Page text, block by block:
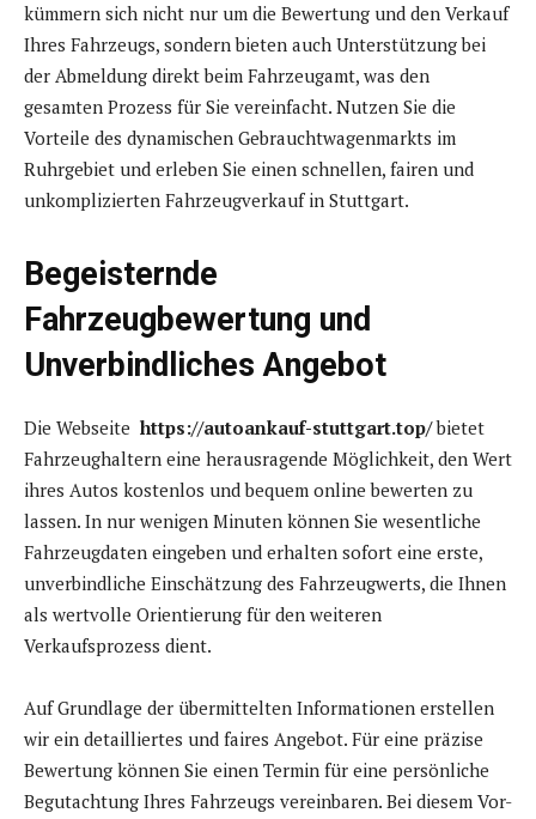
kümmern sich nicht nur um die Bewertung und den Verkauf
Ihres Fahrzeugs, sondern bieten auch Unterstützung bei
der Abmeldung direkt beim Fahrzeugamt, was den
gesamten Prozess für Sie vereinfacht. Nutzen Sie die
Vorteile des dynamischen Gebrauchtwagenmarkts im
Ruhrgebiet und erleben Sie einen schnellen, fairen und
unkomplizierten Fahrzeugverkauf in Stuttgart.
Begeisternde
Fahrzeugbewertung und
Unverbindliches Angebot
Die Webseite https://autoankauf-stuttgart.top/bietet
Fahrzeughaltern eine herausragende Möglichkeit, den Wert
ihres Autos kostenlos und bequem online bewerten zu
lassen. In nur wenigen Minuten können Sie wesentliche
Fahrzeugdaten eingeben und erhalten sofort eine erste,
unverbindliche Einschätzung des Fahrzeugwerts, die Ihnen
als wertvolle Orientierung für den weiteren
Verkaufsprozess dient.
Auf Grundlage der übermittelten Informationen erstellen
wir ein detailliertes und faires Angebot. Für eine präzise
Bewertung können Sie einen Termin für eine persönliche
Begutachtung Ihres Fahrzeugs vereinbaren. Bei diesem Vor-